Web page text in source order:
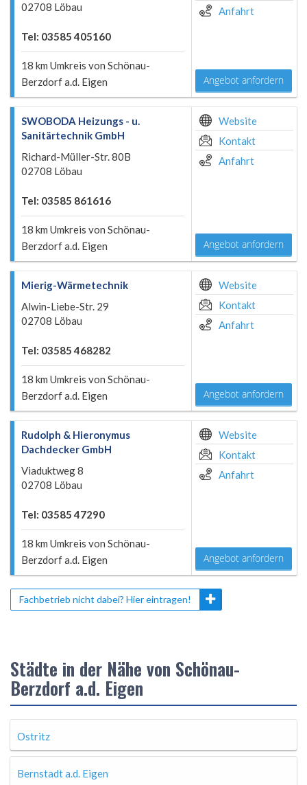
02708 Löbau
Tel: 03585 405160
18 km Umkreis von Schönau-
Berzdorf a.d. Eigen
Anfahrt
Angebot anfordern
SWOBODA Heizungs - u.
Sanitärtechnik GmbH
Richard-Müller-Str. 80B
02708 Löbau
Tel: 03585 861616
18 km Umkreis von Schönau-
Berzdorf a.d. Eigen
Website
Kontakt
Anfahrt
Angebot anfordern
Mierig-Wärmetechnik
Alwin-Liebe-Str. 29
02708 Löbau
Tel: 03585 468282
18 km Umkreis von Schönau-
Berzdorf a.d. Eigen
Website
Kontakt
Anfahrt
Angebot anfordern
Rudolph & Hieronymus
Dachdecker GmbH
Viaduktweg 8
02708 Löbau
Tel: 03585 47290
18 km Umkreis von Schönau-
Berzdorf a.d. Eigen
Website
Kontakt
Anfahrt
Angebot anfordern
Fachbetrieb nicht dabei? Hier eintragen!
Städte in der Nähe von Schönau-
Berzdorf a.d. Eigen
Ostritz
Bernstadt a.d. Eigen